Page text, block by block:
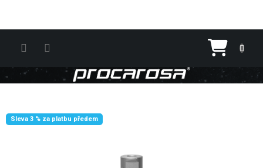
Sleva 3 % za platbu předem